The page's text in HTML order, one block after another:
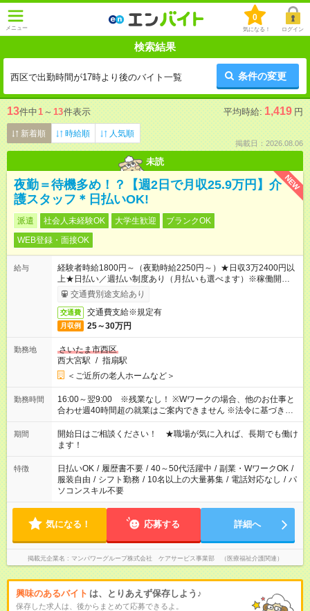
メニュー
0
気になる！ ログイン
検索結果
西区で出勤時間が17時より後のバイト一覧 条件の変更
13件中1 ～ 13件表示 平均時給: 1,419 円
新着順 時給順 人気順
掲載日：2026.08.06
未読
NEW
夜勤＝待機多め！？【週2日で月収25.9万円】介
護スタッフ＊日払いOK!
派遣 社会人未経験OK 大学生歓迎
ブランクOK
WEB登録・面接OK
給与
経験者時給1800円～（夜勤時給2250円～）★日収3万2400円以
上★日払い／週払い制度あり（月払いも選べます）※稼働開始時
は手続き完了次第のお支払いとなります。
交通費別途支給あり
交通費 交通費支給※規定有
月収例 25～30万円
勤務地
さいたま市西区
西大宮駅 / 指扇駅
＜ご近所の老人ホームなど＞
勤務時間
16:00～翌9:00 ※残業なし！ ※Wワークの場合、他のお仕事と
合わせ週40時間超の就業はご案内できません ※法令に基づき、
週20時間以上勤務は社会保険への加入対象となります ※労働者
派遣法（日雇い派遣の原則禁止）により、短時間・短期間の就
業はご案内が難しい場合があります
期間
開始日はご相談ください！ ★職場が気に入れば、長期でも働け
ます！
特徴 日払いOK / 履歴書不要 / 40～50代活躍中 / 副業・WワークOK /
服装自由 / シフト勤務 / 10名以上の大量募集 / 電話対応なし / パ
ソコンスキル不要
気になる！ 応募する 詳細へ
掲載元企業名 マンパワーグループ株式会社 ケアサービス事業部 （医療福祉介護関連）
興味のあるバイト は、とりあえず保存しよう♪
保存した求人は、後からまとめて応募できるよ。